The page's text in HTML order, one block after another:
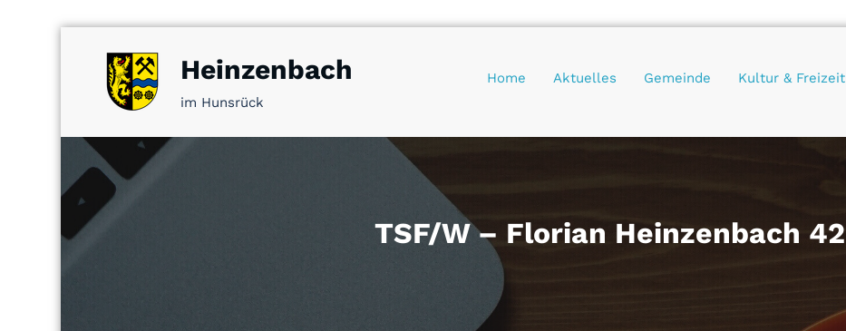
springen
Heinzenbach
im Hunsrück
Home Aktuelles Gemeinde Kultur & Freizeit
TSF/W – Florian Heinzenbach 42